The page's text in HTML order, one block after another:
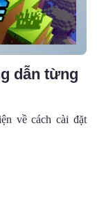
dẫn từng
về cách cài đặt